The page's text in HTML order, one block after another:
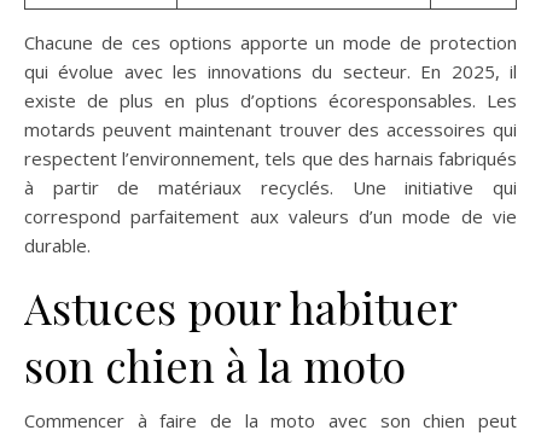
Chacune de ces options apporte un mode de protection
qui évolue avec les innovations du secteur. En 2025, il
existe de plus en plus d’options écoresponsables. Les
motards peuvent maintenant trouver des accessoires qui
respectent l’environnement, tels que des harnais fabriqués
à partir de matériaux recyclés. Une initiative qui
correspond parfaitement aux valeurs d’un mode de vie
durable.
Astuces pour habituer
son chien à la moto
Commencer à faire de la moto avec son chien peut